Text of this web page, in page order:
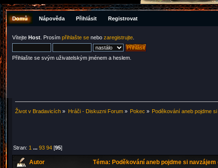
Domů Nápověda Přihlásit Registrovat
Vítejte Host . Prosím přihlašte se nebo zaregistrujte
Přihlašte se svým uživatelským jménem a heslem.
Život v Bradavicích » Hráči - Diskuzni Forum» Pokec » Poděkování aneb pojdme
Stran: 1 ...93 94 [95]
Autor Téma: Poděkování aneb pojdme si